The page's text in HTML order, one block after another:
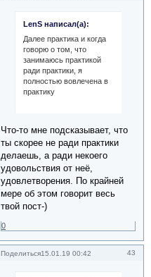
LenS написал(а):
Далее практика и когда
говорю о том, что
занимаюсь практикой
ради практики, я
полностью вовлечена в
практику
Что-то мне подсказывает, что
ты скорее не ради практики
делаешь, а ради некоего
удовольствия от неё,
удовлетворения. По крайней
мере об этом говорит весь
твой пост-)
0
Поделиться 43
15.01.19 00:42